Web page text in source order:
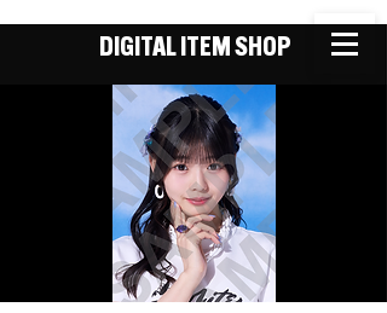
DIGITAL ITEM SHOP